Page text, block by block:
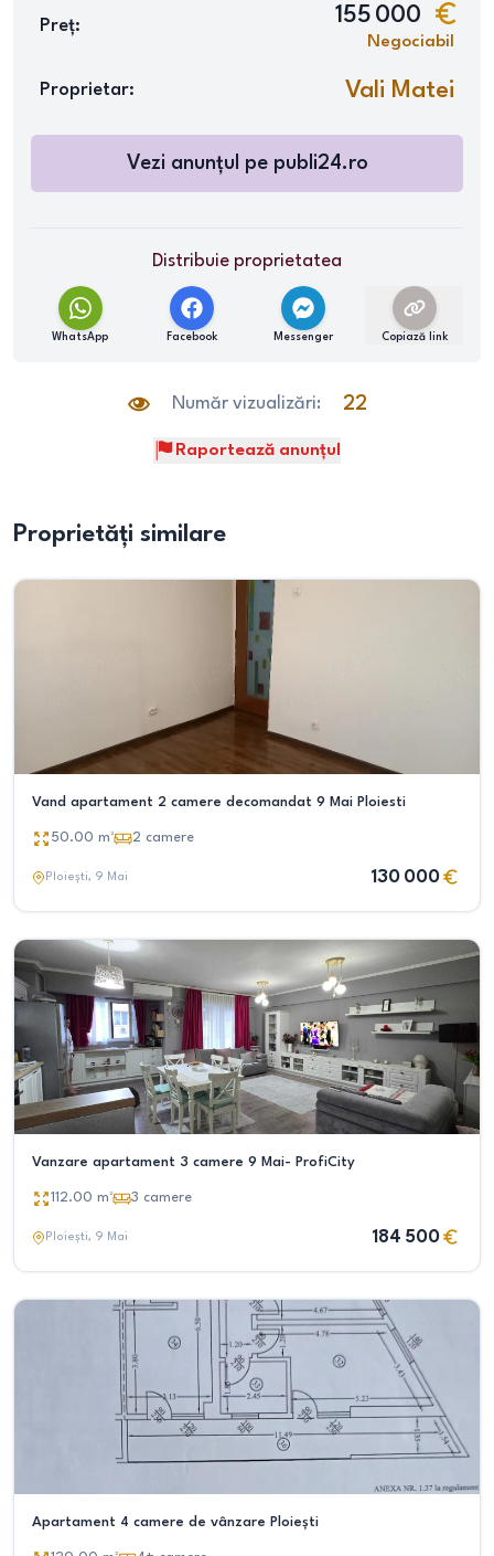
Preț: 155 000
Negociabil
Proprietar: Vali Matei
Vezi anunțul pe publi24.ro
Distribuie proprietatea
WhatsApp Facebook Messenger Copiază link
Număr vizualizări: 22
Raportează anunțul
Proprietăți similare
Vand apartament 2 camere decomandat 9 Mai Ploiesti
50.00 m² 2 camere
Ploiești, 9 Mai 130 000
Vanzare apartament 3 camere 9 Mai- ProfiCity
112.00 m² 3 camere
Ploiești, 9 Mai 184 500
Apartament 4 camere de vânzare Ploiești